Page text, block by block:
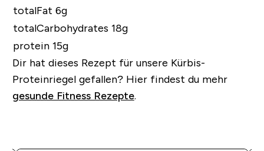
totalFat 6g
totalCarbohydrates 18g
protein 15g
Dir hat dieses Rezept für unsere Kürbis-
Proteinriegel gefallen?Hier findest du mehr
gesunde Fitness Rezepte.